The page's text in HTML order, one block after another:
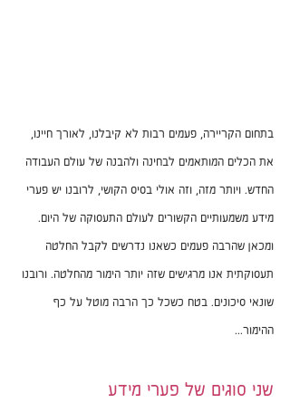
בתחום הקריירה, פעמים רבות לא קיבלנו, לאורך חיינו,
את הכלים המותאמים לבחינה ולהבנה של עולם העבודה
החדש. ויותר מזה, וזה אולי בסיס הקושי, לרובנו יש פערי
מידע משמעותיים הקשורים לעולם התעסוקה של היום.
ומכאן שהרבה פעמים כשאנו נדרשים לקבל החלטה
תעסוקתית אנו מרגישים שזה יותר הימור מהחלטה. ורובנו
שונאי סיכונים. בטח כשכל כך הרבה מוטל על כף
ההימור...
שני סוגים של פערי מידע